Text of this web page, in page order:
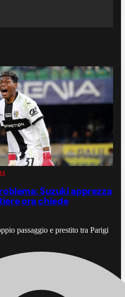
Suzuki apprezza
ora chiede
passaggio e prestito tra Parigi